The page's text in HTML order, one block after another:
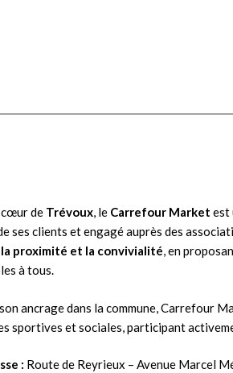
cœur de Trévoux, le Carrefour Market est
ses clients et engagé auprès des
proximité et la convivialité, en
à tous.
ancrage dans la commune, Carrefour
sportives et sociales, participant
: Route de Reyrieux – Avenue Marcel